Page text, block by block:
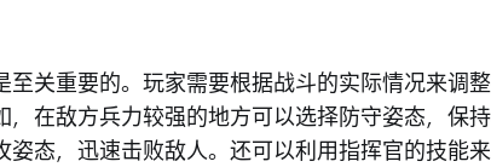
至关重要的。玩家需要根据战斗的实际情况来调
，在敌方兵力较强的地方可以选择防守姿态，保
姿态，迅速击败敌人。还可以利用指挥官的技能